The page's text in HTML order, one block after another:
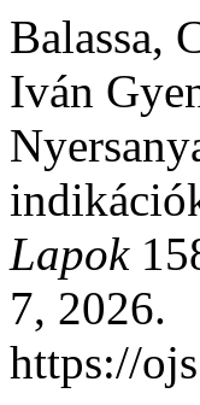
Balassa,
Iván
Lapok
7, 2026.
https://